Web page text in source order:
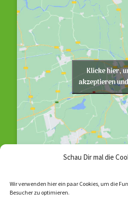
Schau Dir mal die
Wir verwenden hier ein paar Cookies, um die
Besucher zu optimieren.
Klicke hier,
akzeptieren